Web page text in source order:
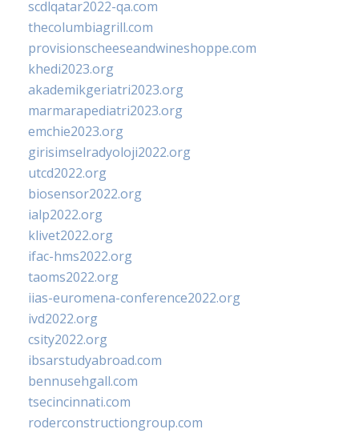
scdlqatar2022-qa.com
thecolumbiagrill.com
provisionscheeseandwineshoppe.com
khedi2023.org
akademikgeriatri2023.org
marmarapediatri2023.org
emchie2023.org
girisimselradyoloji2022.org
utcd2022.org
biosensor2022.org
ialp2022.org
klivet2022.org
ifac-hms2022.org
taoms2022.org
iias-euromena-conference2022.org
ivd2022.org
csity2022.org
ibsarstudyabroad.com
bennusehgall.com
tsecincinnati.com
roderconstructiongroup.com